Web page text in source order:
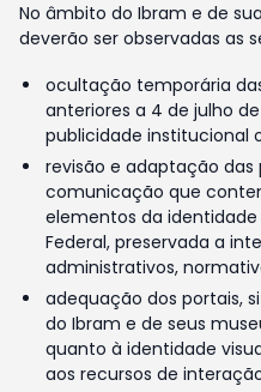
No âmbito do Ibram e de
deverão ser observadas as
ocultação temporária
anteriores a 4 de julho
publicidade institucional
revisão e adaptação das
comunicação que
elementos da
Federal, preservada a
administrativos,
adequação dos portais,
do Ibram e de seus
quanto à identidade
aos recursos de